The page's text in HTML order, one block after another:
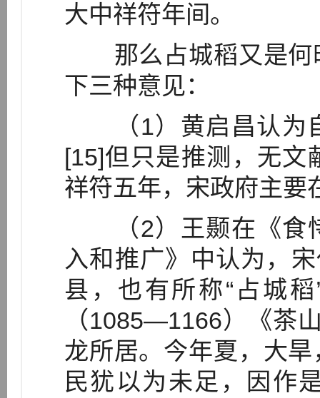
大中祥符年间。
那么占城稻又是何
下三种意见：
（1）黄启昌认为
[15]但只是推测，无文
祥符五年，宋政府主要
（2）王颞在《食
入和推广》中认为，
县，也有所称“占城
（1085—1166）《茶
龙所居。今年夏，大
民犹以为未足，因作